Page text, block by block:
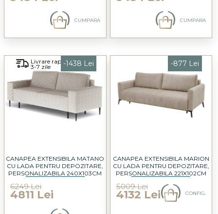
CUMPARA CUMPARA
Livrare rapida
3-7 zile -1438 Lei
CANAPEA EXTENSIBILA MATANO
CU LADA PENTRU DEPOZITARE,
PERSONALIZABILA 240X103CM
6249 Lei
4811 Lei
-877 Lei
CANAPEA EXTENSIBILA MARION
CU LADA PENTRU DEPOZITARE,
PERSONALIZABILA 221X102CM
5009 Lei
4132 Lei CONFIG.